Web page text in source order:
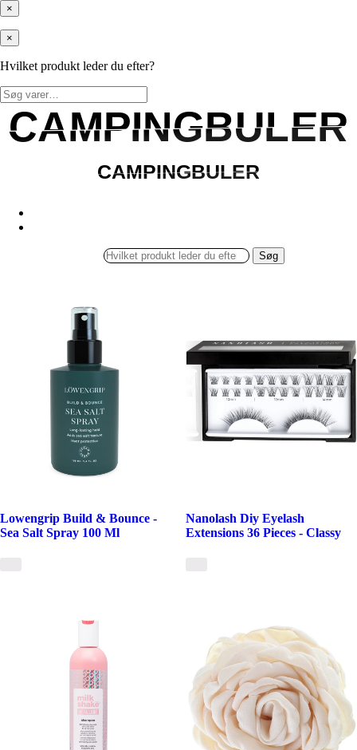
×
×
Hvilket produkt leder du efter?
Søg
efter:
CAMPINGBULER
CAMPINGBULER
CAMPINGBULER
CAMPINGBULER
Søg
Lowengrip Build & Bounce -
Sea Salt Spray 100 Ml
Nanolash Diy Eyelash
Extensions 36 Pieces - Classy